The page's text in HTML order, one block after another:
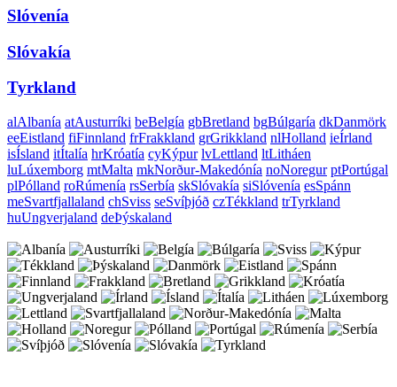
Slóvenía
Slóvakía
Tyrkland
alAlbanía atAusturríki beBelgía gbBretland bgBúlgaría dkDanmörk
eeEistland fiFinnland frFrakkland grGrikkland nlHolland ieÍrland
isÍsland itÍtalía hrKróatía cyKýpur lvLettland ltLitháen
luLúxemborg mtMalta mkNorður-Makedónía noNoregur ptPortúgal
plPólland roRúmenía rsSerbía skSlóvakía siSlóvenía esSpánn
meSvartfjallaland chSviss seSvíþjóð czTékkland trTyrkland
huUngverjaland deÞýskaland